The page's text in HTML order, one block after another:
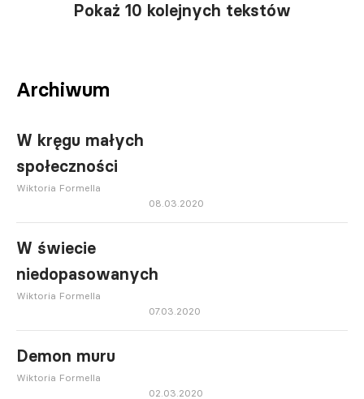
Pokaż 10 kolejnych tekstów
Archiwum
W kręgu małych
społeczności
Wiktoria Formella
08.03.2020
W świecie
niedopasowanych
Wiktoria Formella
07.03.2020
Demon muru
Wiktoria Formella
02.03.2020